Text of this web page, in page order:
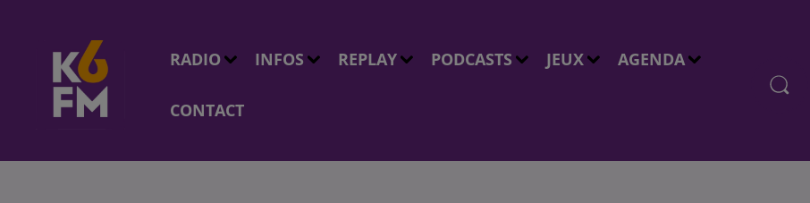
RADIO INFOS REPLAY PODCASTS JEUX AGENDA
CONTACT